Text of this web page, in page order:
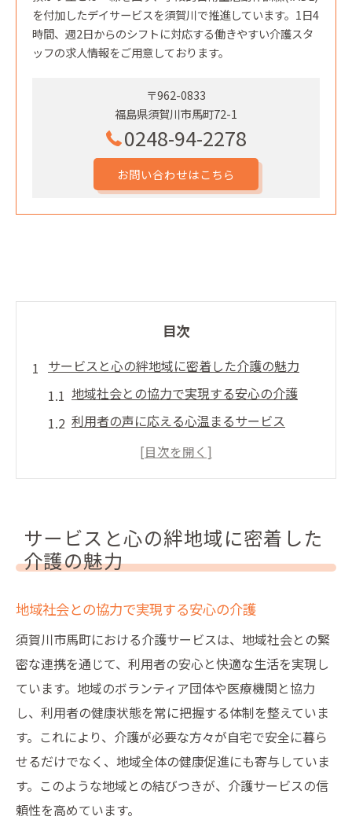
を付加したデイサービスを須賀川で推進しています。1日4
時間、週2日からのシフトに対応する働きやすい介護スタ
ッフの求人情報をご用意しております。
〒962-0833
福島県須賀川市馬町72-1
0248-94-2278
お問い合わせはこちら
目次
サービスと心の絆地域に密着した介護の魅力
地域社会との協力で実現する安心の介護
利用者の声に応える心温まるサービス
地域密着型の介護がもたらす安心感
福島県の地域文化を尊重した介護アプロー
家族のような絆を育む介護サービス
地域愛が育む笑顔の介護支援
安心のための細やかなケア体制
高品質な介護技術で支える毎日
利用者第一の安心サポート
プロの介護スタッフによる安心提供
須賀川市特有の介護サービスの特徴
地域のニーズに応える介護サービス
利用者の笑顔を引き出す楽しいプログラム
サービスと心の絆地域に密着した
介護の魅力
地域社会との協力で実現する安心の介護
須賀川市馬町における介護サービスは、地域社会との緊
密な連携を通じて、利用者の安心と快適な生活を実現し
ています。地域のボランティア団体や医療機関と協力
し、利用者の健康状態を常に把握する体制を整えていま
す。これにより、介護が必要な方々が自宅で安全に暮ら
せるだけでなく、地域全体の健康促進にも寄与していま
す。このような地域との結びつきが、介護サービスの信
頼性を高めています。